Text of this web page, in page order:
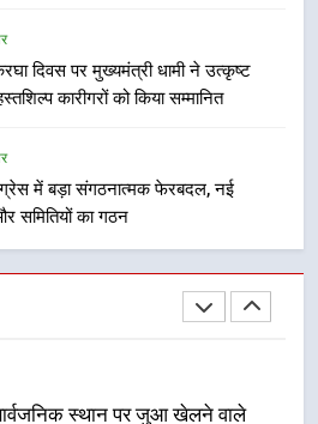
दिवस पर मुख्यमंत्री धामी ने उत्कृष्ट
कारीगरों को किया सम्मानित
में बड़ा संगठनात्मक फेरबदल, नई
समितियों का गठन
निर्देश, सुरक्षा मानकों से कोई समझौता
नहींः डीएम
महाकुंभ 2026ः 01 सितंबर से सजेगा
पंचायत से राज्य स्तर तक होगा
का प्रदर्शन
समाचार
अभियुक्तों को पुलिस ने किया गिरफ्तार
रोजगार, शिक्षा, श्रमिक हित